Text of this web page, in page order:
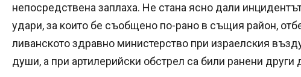
непосредствена заплаха. Не стана ясно дали
удари, за които бе съобщено по-рано в същия район,
ливанското здравно министерство при израелския
души, а при артилерийски обстрел са били ранени други